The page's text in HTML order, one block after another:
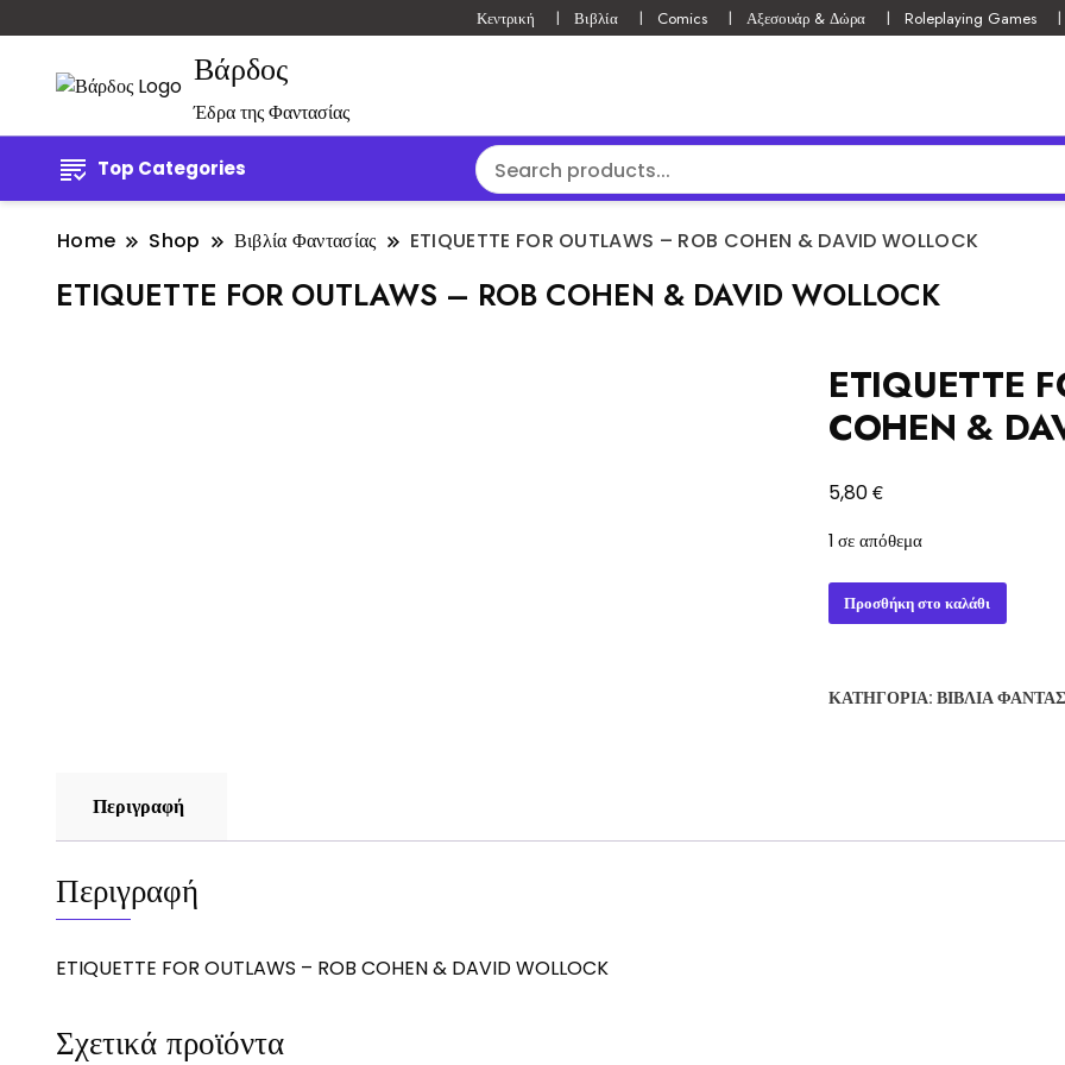
Κεντρική Βιβλία Comics Αξεσουάρ & Δώρα Roleplaying Games
Βάρδος
Έδρα της Φαντασίας
Top Categories
Home Shop Βιβλία Φαντασίας ETIQUETTE FOR OUTLAWS – ROB COHEN & DAVID WOLLOCK
ETIQUETTE FOR OUTLAWS – ROB COHEN & DAVID WOLLOCK
ETIQUETTE
COHEN &
5,80€
1 σε απόθεμα
ETIQUETTE
FOR
ROB
Προσθήκη στο καλάθι
ΚΑΤΗΓΟΡΊΑ: ΒΙΒΛΊΑ
Περιγραφή
Περιγραφή
ETIQUETTE FOR OUTLAWS – ROB COHEN & DAVID WOLLOCK
Σχετικά προϊόντα